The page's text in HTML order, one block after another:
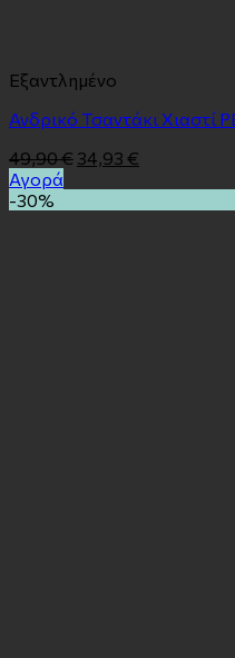
Εξαντλημένο
Ανδρικό Τσαντάκι Χιαστί
49,90€ 34,93 €
Αγορά
-30%